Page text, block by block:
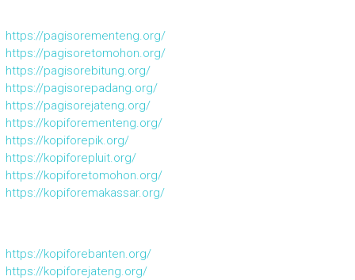
https://pagisorementeng.org/
https://pagisoretomohon.org/
https://pagisorebitung.org/
https://pagisorepadang.org/
https://pagisorejateng.org/
https://kopiforementeng.org/
https://kopiforepik.org/
https://kopiforepluit.org/
https://kopiforetomohon.org/
https://kopiforemakassar.org/
https://kopiforebanten.org/
https://kopiforejateng.org/